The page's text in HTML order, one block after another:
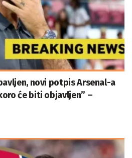
novi potpis Arsenal-a
će biti objavljen” –